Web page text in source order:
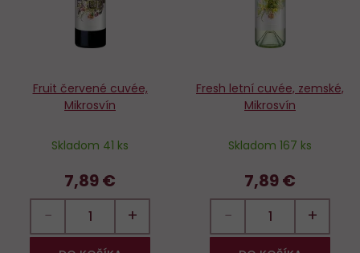
Fruit červené cuvée,
Mikrosvín
Skladom 41 ks
7,89 €
− +
Fresh letní cuvée, zemské,
Mikrosvín
Skladom 167 ks
7,89 €
− +